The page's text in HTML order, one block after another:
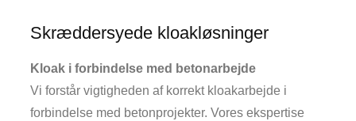
Skræddersyede kloakløsninger
Kloak i forbindelse med betonarbejde
Vi forstår vigtigheden af korrekt kloakarbejde i
forbindelse med betonprojekter. Vores ekspertise